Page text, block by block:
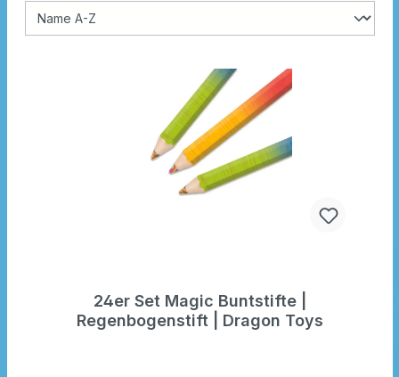
24er Set Magic Buntstifte |
Regenbogenstift | Dragon Toys